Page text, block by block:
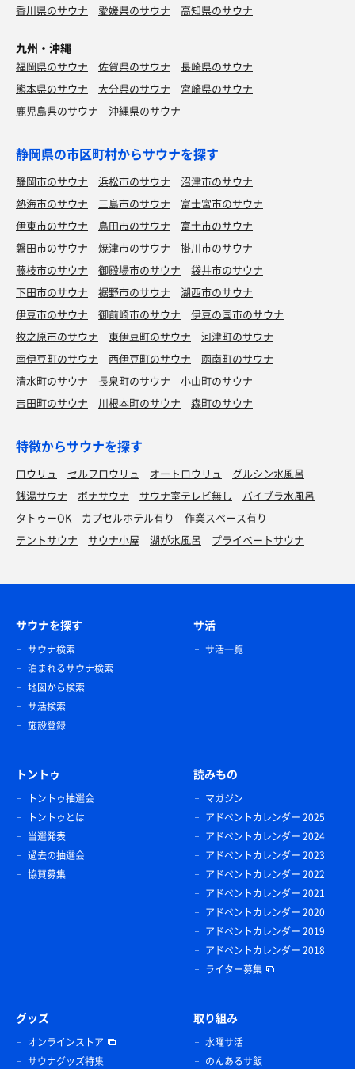
香川県のサウナ
愛媛県のサウナ 高知県のサウナ
九州・沖縄
福岡県のサウナ 佐賀県のサウナ
長崎県のサウナ
熊本県のサウナ
大分県のサウナ
宮崎県のサウナ
鹿児島県のサウナ
沖縄県のサウナ
静岡県の市区町村からサウナを探す
静岡市のサウナ 浜松市のサウナ
沼津市のサウナ
熱海市のサウナ
三島市のサウナ
富士宮市のサウナ
伊東市のサウナ
島田市のサウナ
富士市のサウナ
磐田市のサウナ
焼津市のサウナ
掛川市のサウナ
藤枝市のサウナ
御殿場市のサウナ
袋井市のサウナ
下田市のサウナ
裾野市のサウナ
湖西市のサウナ
伊豆市のサウナ
御前崎市のサウナ
伊豆の国市のサウナ
牧之原市のサウナ
東伊豆町のサウナ
河津町のサウナ
南伊豆町のサウナ
西伊豆町のサウナ
函南町のサウナ
清水町のサウナ
長泉町のサウナ
小山町のサウナ
吉田町のサウナ
川根本町のサウナ 森町のサウナ
特徴からサウナを探す
ロウリュ セルフロウリュ オートロウリュ
グルシン水風呂
銭湯サウナ
ボナサウナ サウナ室テレビ無し
バイブラ水風呂
タトゥーOK
カプセルホテル有り
作業スペース有り
テントサウナ
サウナ小屋 湖が水風呂 プライベートサウナ
サウナを探す
サウナ検索
泊まれるサウナ検索
地図から検索
サ活検索
施設登録
サ活
サ活一覧
トントゥ
トントゥ抽選会
トントゥとは
当選発表
過去の抽選会
協賛募集
読みもの
マガジン
アドベントカレンダー 2025
アドベントカレンダー 2024
アドベントカレンダー 2023
アドベントカレンダー 2022
アドベントカレンダー 2021
アドベントカレンダー 2020
アドベントカレンダー 2019
アドベントカレンダー 2018
ライター募集
グッズ
オンラインストア
サウナグッズ特集
取り組み
水曜サ活
のんあるサ飯